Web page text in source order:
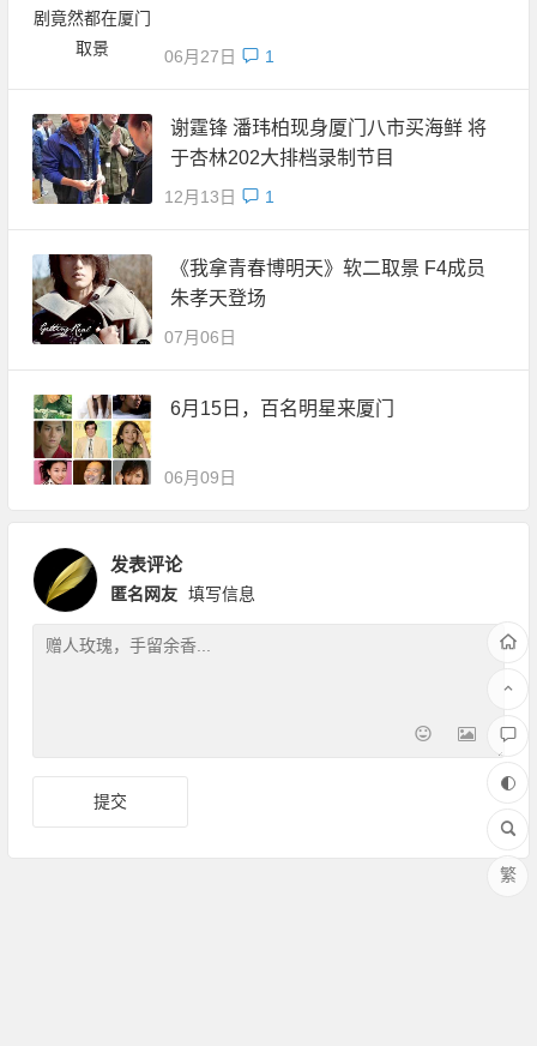
06月27日 1
谢霆锋 潘玮柏现身厦门八市买海鲜 将
于杏林202大排档录制节目
12月13日 1
《我拿青春博明天》软二取景 F4成员
朱孝天登场
07月06日
6月15日，百名明星来厦门
06月09日
发表评论
匿名网友 填写信息
繁